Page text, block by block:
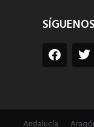
SÍGUENOS
Andalucía